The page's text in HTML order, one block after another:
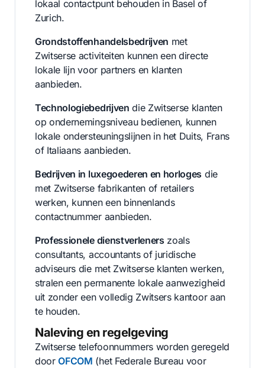
lokaal contactpunt behouden in Basel of
Zurich.
Grondstoffenhandelsbedrijven met
Zwitserse activiteiten kunnen een directe
lokale lijn voor partners en klanten
aanbieden.
Technologiebedrijven die Zwitserse klanten
op ondernemingsniveau bedienen, kunnen
lokale ondersteuningslijnen in het Duits, Frans
of Italiaans aanbieden.
Bedrijven in luxegoederen en horloges die
met Zwitserse fabrikanten of retailers
werken, kunnen een binnenlands
contactnummer aanbieden.
Professionele dienstverleners zoals
consultants, accountants of juridische
adviseurs die met Zwitserse klanten werken,
stralen een permanente lokale aanwezigheid
uit zonder een volledig Zwitsers kantoor aan
te houden.
Naleving en regelgeving
Zwitserse telefoonnummers worden geregeld
doorOFCOM (het Federale Bureau voor